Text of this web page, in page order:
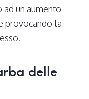
un aumento
provocando la
delle